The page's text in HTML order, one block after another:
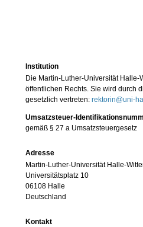
Institution
Die Martin-Luther-Universität
öffentlichen Rechts. Sie wird durch
gesetzlich vertreten: rektorin@uni-
Umsatzsteuer-
gemäß § 27 a Umsatzsteuergesetz
Adresse
Martin-Luther-Universität Halle-
Universitätsplatz 10
06108 Halle
Deutschland
Kontakt